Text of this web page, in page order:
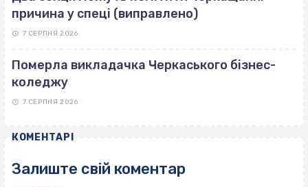
причина у спеці (виправлено)
7 СЕРПНЯ 2026
Померла викладачка Черкаського бізнес-
коледжу
7 СЕРПНЯ 2026
КОМЕНТАРІ
Залиште свій коментар